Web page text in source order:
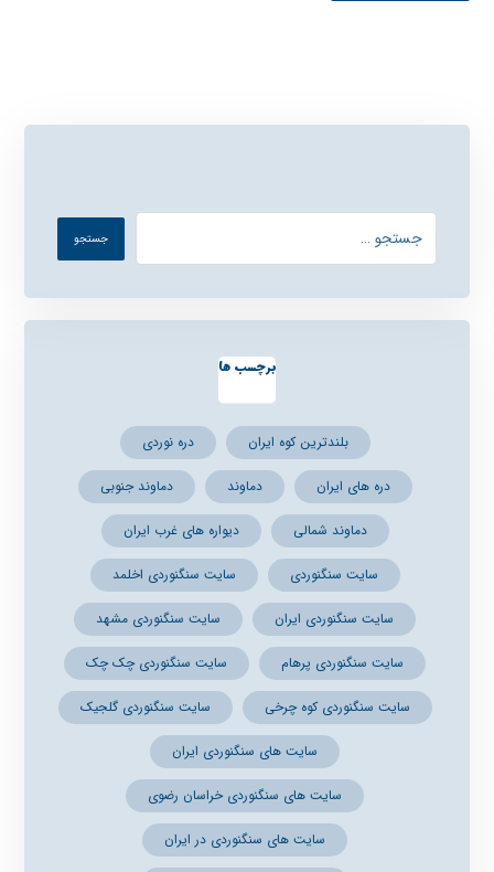
برچسب ها
بلندترین کوه ایران دره نوردی
دره های ایران دماوند دماوند جنوبی
دماوند شمالی دیواره های غرب ایران
سایت سنگنوردی سایت سنگنوردی اخلمد
سایت سنگنوردی ایران سایت سنگنوردی مشهد
سایت سنگنوردی پرهام سایت سنگنوردی چک چک
سایت سنگنوردی کوه چرخی سایت سنگنوردی گلجیک
سایت های سنگنوردی ایران
سایت های سنگنوردی خراسان رضوی
سایت های سنگنوردی در ایران